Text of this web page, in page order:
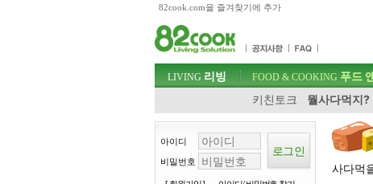
82cook.com을 즐겨찾기에 추가
주메뉴 바로가기
컨텐츠 바로가기
검색 바로가기
로그인 바로가기
주메뉴
LIVING 리빙 FOOD & COOKING 푸드
키친토크
뭘사다먹지?
아이디
비밀번호
사다먹